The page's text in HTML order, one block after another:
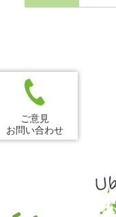
ご意見
お問い合わせ